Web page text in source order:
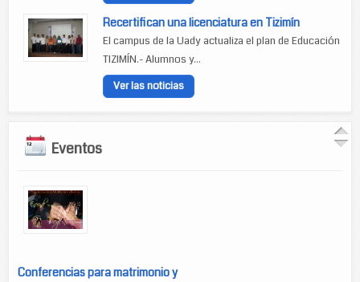
Recertifican una licenciatura en Tizimín
El campus de la Uady actualiza el plan de Educación
TIZIMÍN.- Alumnos y...
Ver las noticias
Eventos
Conferencias para matrimonio y